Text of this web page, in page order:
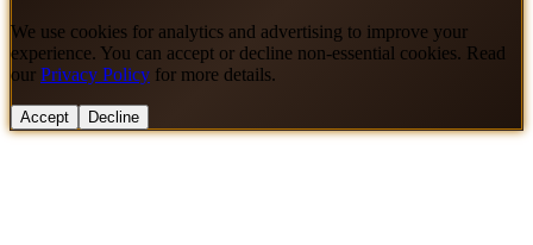
We use cookies for analytics and advertising to improve your
experience. You can accept or decline non-essential cookies. Read
our Privacy Policy for more details.
Accept Decline